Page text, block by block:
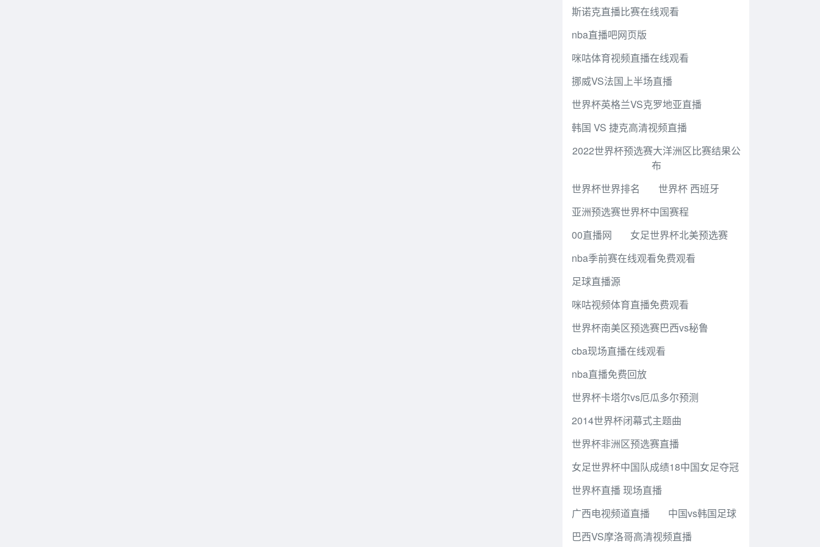
斯诺克直播比赛在线观看
nba直播吧网页版
咪咕体育视频直播在线观看
挪威VS法国上半场直播
世界杯英格兰VS克罗地亚直播
韩国 VS 捷克高清视频直播
2022世界杯预选赛大洋洲区比赛结果公
布
世界杯世界排名
世界杯 西班牙
亚洲预选赛世界杯中国赛程
00直播网
女足世界杯北美预选赛
nba季前赛在线观看免费观看
足球直播源
咪咕视频体育直播免费观看
世界杯南美区预选赛巴西vs秘鲁
cba现场直播在线观看
nba直播免费回放
世界杯卡塔尔vs厄瓜多尔预测
2014世界杯闭幕式主题曲
世界杯非洲区预选赛直播
女足世界杯中国队成绩18中国女足夺冠
世界杯直播 现场直播
广西电视频道直播
中国vs韩国足球
巴西VS摩洛哥高清视频直播